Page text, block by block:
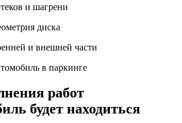
и шагрени
диска
и внешней части
работ
будет находиться